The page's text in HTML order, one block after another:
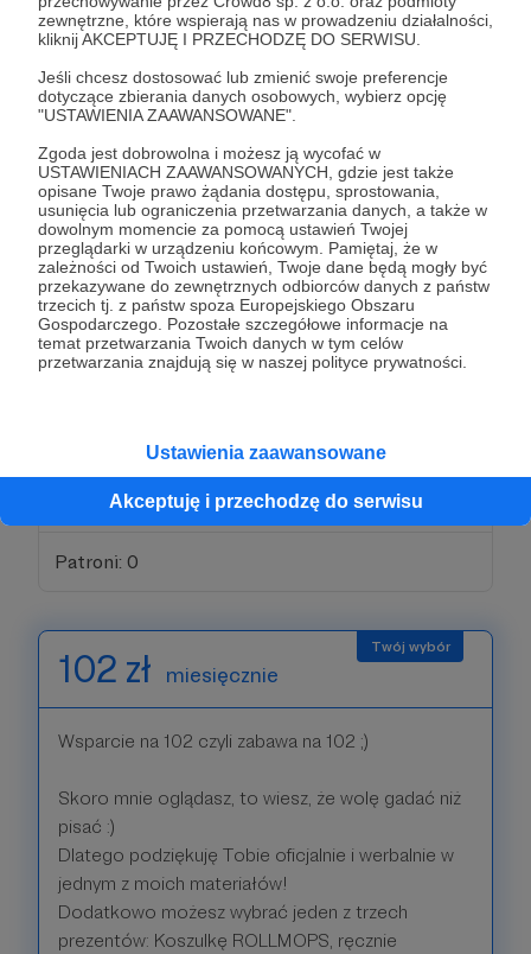
zewnętrzne, które wspierają nas w prowadzeniu działalności,
kliknij AKCEPTUJĘ I PRZECHODZĘ DO SERWISU.
Jeśli chcesz dostosować lub zmienić swoje preferencje
dotyczące zbierania danych osobowych, wybierz opcję
"USTAWIENIA ZAAWANSOWANE".
Zgoda jest dobrowolna i możesz ją wycofać w
USTAWIENIACH ZAAWANSOWANYCH, gdzie jest także
opisane Twoje prawo żądania dostępu, sprostowania,
usunięcia lub ograniczenia przetwarzania danych, a także w
dowolnym momencie za pomocą ustawień Twojej
przeglądarki w urządzeniu końcowym. Pamiętaj, że w
zależności od Twoich ustawień, Twoje dane będą mogły być
przekazywane do zewnętrznych odbiorców danych z państw
trzecich tj. z państw spoza Europejskiego Obszaru
Gospodarczego. Pozostałe szczegółowe informacje na
temat przetwarzania Twoich danych w tym celów
przetwarzania znajdują się w naszej polityce prywatności.
Ustawienia zaawansowane
Akceptuję i przechodzę do serwisu
solidny support to złap mnie w naszej Tajnej
Grupie na FB i prześlę Tobie osobiste,
spersonalizowane We We WeedWeek ;)
A teraz trochę poważniej bo jest to dosyć
poważne wsparcie, więc całkiem na poważnie
wypadało by umieścić Ciebie w napisach
końcowych ;)
Wiesz, że materiały robię co tydzień, na bierząco,
aby były jak najbardziej aktualne. Czasem jednak
materiał jest już zmontowany w weekend - wtedy
otrzymasz dostęp do odcinka
Oczywiście dostęp do tajnej grupy masz
znajdziesz w skrzynce pocztowej ;)
Patroni: 0
102 zł miesięcznie
Wsparcie na 102 czyli zabawa na 102 ;)
Skoro mnie oglądasz, to wiesz, że wolę gadać niż
pisać :)
Dlatego podziękuję Tobie oficjalnie i werbalnie w
jednym z moich materiałów!
Dodatkowo możesz wybrać jeden z trzech
prezentów: Koszulkę ROLLMOPS, ręcznie